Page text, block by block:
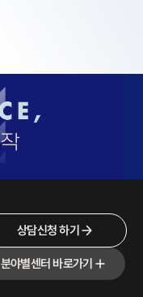
상담신청 하기
분야별센터 바로가기